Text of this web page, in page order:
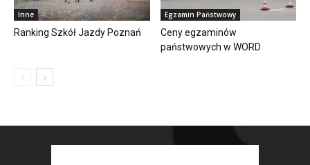
Inne
Ranking Szkół Jazdy Poznań
Egzamin Państwowy
Ceny egzaminów
państwowych w WORD